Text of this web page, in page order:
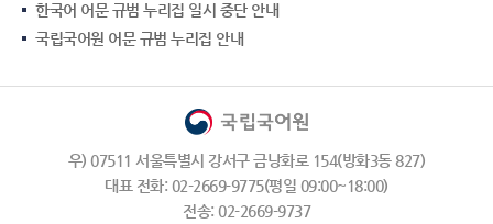
한국어 어문 규범 누리집 일시 중단 안내
국립국어원 어문 규범 누리집 안내
우) 07511 서울특별시 강서구 금낭화로 154(방화3동 827)
대표 전화: 02-2669-9775(평일 09:00~18:00)
전송: 02-2669-9737